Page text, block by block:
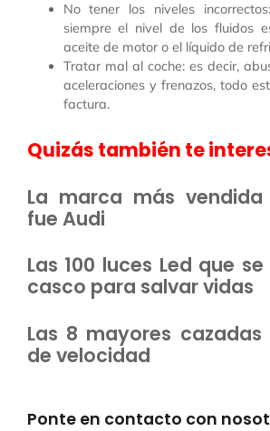
No tener los niveles
siempre el nivel de los fluidos
aceite de motor o el líquido de
Tratar mal al coche: es decir,
aceleraciones y frenazos, todo
factura.
Quizás también te
La marca más
fue Audi
Las 100 luces Led que
casco para salvar vidas
Las 8 mayores
de velocidad
Ponte en contacto con